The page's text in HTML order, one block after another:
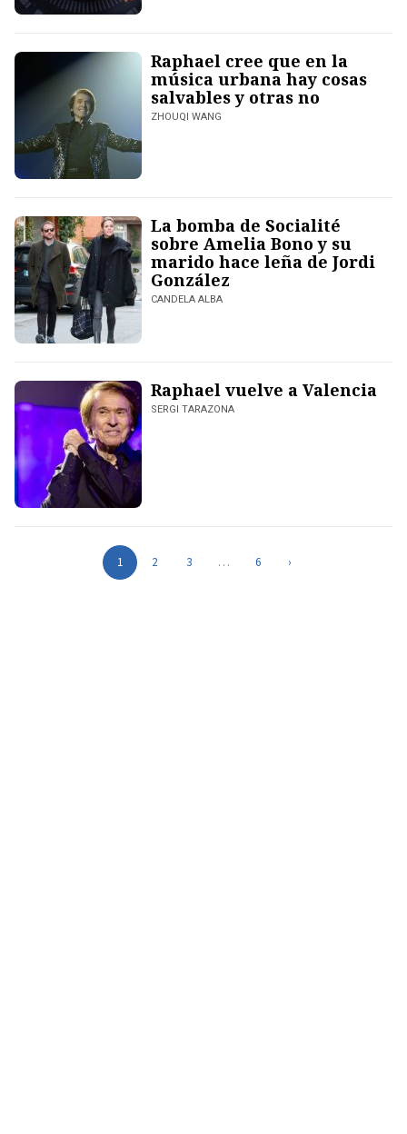
Raphael cree que en la
música urbana hay cosas
salvables y otras no
ZHOUQI WANG
La bomba de Socialité
sobre Amelia Bono y su
marido hace leña de Jordi
González
CANDELA ALBA
Raphael vuelve a Valencia
SERGI TARAZONA
1 2 3 … 6 ›